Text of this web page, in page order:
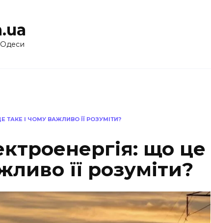
Одеси
ТАКЕ І ЧОМУ ВАЖЛИВО ЇЇ РОЗУМІТИ?
що це
її розуміти?